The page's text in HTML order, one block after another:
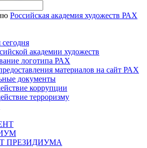
Российская академия художеств РАХ
академии художеств
логотипа РАХ
материалов на сайт РАХ
документы
коррупции
терроризму
ПРЕЗИДИУМА